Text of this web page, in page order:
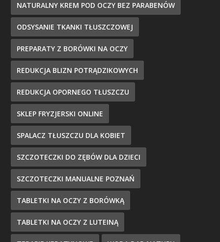
NATURALNY KREM POD OCZY BEZ PARABENÓW
ODSYSANIE TKANKI TŁUSZCZOWEJ
PREPARATY Z BORÓWKI NA OCZY
REDUKCJA BLIZN POTRĄDZIKOWYCH
REDUKCJA OPORNEGO TŁUSZCZU
SKLEP FRYZJERSKI ONLINE
SPALACZ TŁUSZCZU DLA KOBIET
SZCZOTECZKI DO ZĘBÓW DLA DZIECI
SZCZOTECZKI MANUALNE POZNAŃ
TABLETKI NA OCZY Z BORÓWKĄ
TABLETKI NA OCZY Z LUTEINĄ